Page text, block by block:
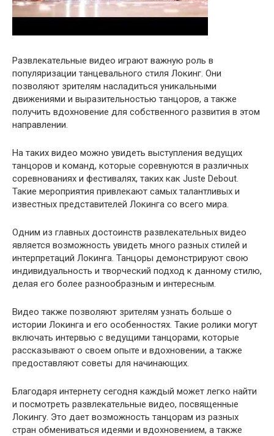
Развлекательные видео играют важную роль в
популяризации танцевального стиля Локинг. Они
позволяют зрителям насладиться уникальными
движениями и выразительностью танцоров, а также
получить вдохновение для собственного развития в этом
направлении.
На таких видео можно увидеть выступления ведущих
танцоров и команд, которые соревнуются в различных
соревнованиях и фестивалях, таких как Juste Debout.
Такие мероприятия привлекают самых талантливых и
известных представителей Локинга со всего мира.
Одним из главных достоинств развлекательных видео
является возможность увидеть много разных стилей и
интерпретаций Локинга. Танцоры демонстрируют свою
индивидуальность и творческий подход к данному стилю,
делая его более разнообразным и интересным.
Видео также позволяют зрителям узнать больше о
истории Локинга и его особенностях. Такие ролики могут
включать интервью с ведущими танцорами, которые
рассказывают о своем опыте и вдохновении, а также
предоставляют советы для начинающих.
Благодаря интернету сегодня каждый может легко найти
и посмотреть развлекательные видео, посвященные
Локингу. Это дает возможность танцорам из разных
стран обмениваться идеями и вдохновением, а также